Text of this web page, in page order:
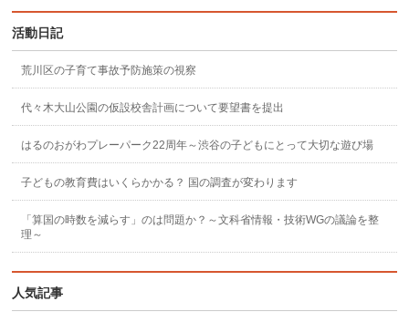
活動日記
荒川区の子育て事故予防施策の視察
代々木大山公園の仮設校舎計画について要望書を提出
はるのおがわプレーパーク22周年～渋谷の子どもにとって大切な遊び場
子どもの教育費はいくらかかる？ 国の調査が変わります
「算国の時数を減らす」のは問題か？～文科省情報・技術WGの議論を整
理～
人気記事